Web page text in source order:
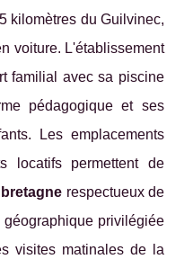
kilomètres du Guilvinec,
voiture. L'établissement
familial avec sa piscine
pédagogique et ses
Les emplacements
locatifs permettent de
respectueux de
géographique privilégiée
visites matinales de la